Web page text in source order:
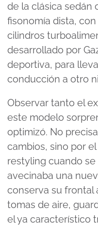
de la clásica sedán
fisonomía dista,
cilindros
desarrollado por
deportiva, para
conducción a otro
Observar tanto el
este modelo
optimizó. No
cambios, sino por
restyling cuando
avecinaba una
conserva su frontal
tomas de aire,
el ya característico